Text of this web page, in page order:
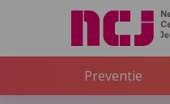
Preventie